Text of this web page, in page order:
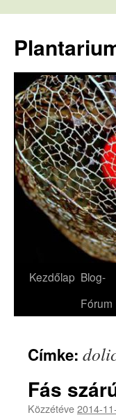
tartalomba
Kezdőlap Blog-
Fórum
Címke:
Fás
Közzétéve2014-